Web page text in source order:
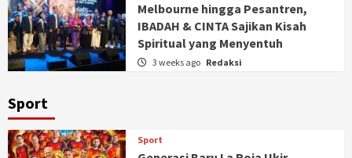
Melbourne hingga Pesantren,
IBADAH & CINTA Sajikan Kisah
Spiritual yang Menyentuh
3 weeks ago Redaksi
Sport
Sport